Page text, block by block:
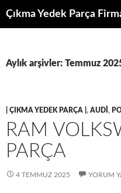
atla
Çıkma Yedek Parça
Aylık arşivler: Temmuz
| ÇIKMA YEDEK PARÇA | , AUDI ,
RAM
PARÇA
4 TEMMUZ 2025 YORUM